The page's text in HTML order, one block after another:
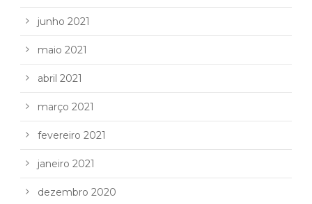
junho 2021
maio 2021
abril 2021
março 2021
fevereiro 2021
janeiro 2021
dezembro 2020